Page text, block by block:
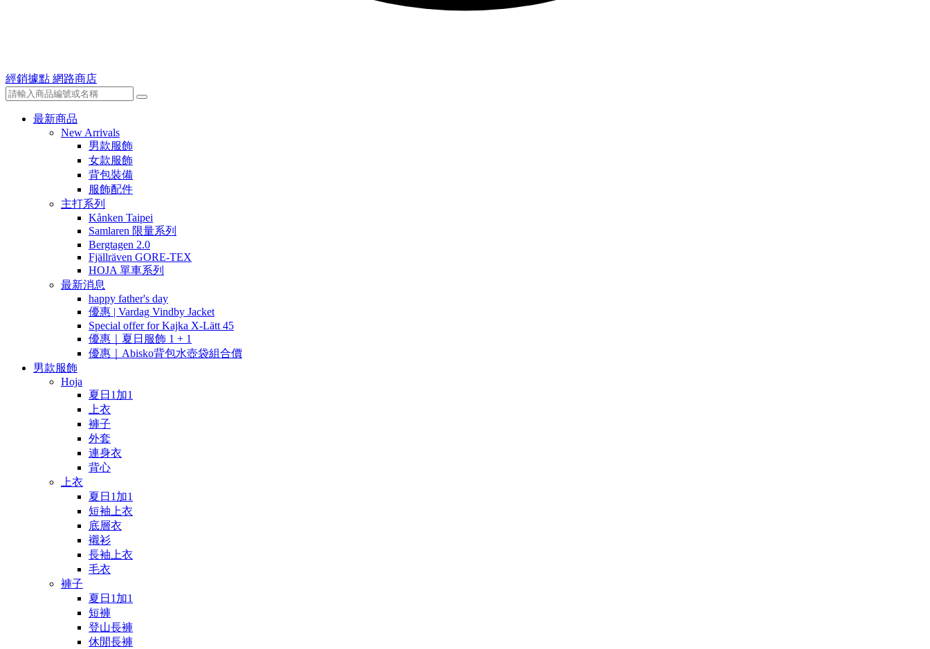
經銷據點 網路商店
最新商品
New Arrivals
男款服飾
女款服飾
背包裝備
服飾配件
主打系列
Kånken Taipei
Samlaren 限量系列
Bergtagen 2.0
Fjällräven GORE-TEX
HOJA 單車系列
最新消息
happy father's day
優惠 | Vardag Vindby Jacket
Special offer for Kajka X-Lätt 45
優惠｜夏日服飾 1 + 1
優惠｜Abisko背包水壺袋組合價
男款服飾
Hoja
夏日1加1
上衣
褲子
外套
連身衣
背心
上衣
夏日1加1
短袖上衣
底層衣
襯衫
長袖上衣
毛衣
褲子
夏日1加1
短褲
登山長褲
休閒長褲